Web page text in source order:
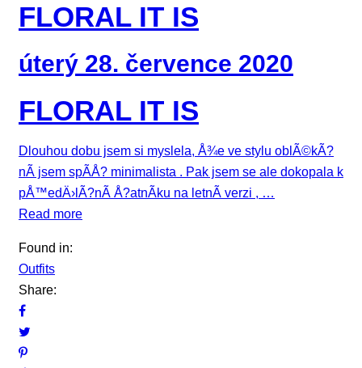
FLORAL IT IS
úterý 28. července 2020
FLORAL IT IS
Dlouhou dobu jsem si myslela, Å¾e ve stylu oblÃ©kÃ?
nÃ­ jsem spÃ­Å? minimalista . Pak jsem se ale dokopala k
pÅ™edÄ›lÃ?nÃ­ Å?atnÃ­ku na letnÃ­ verzi , …
Read more
Found in:
Outfits
Share: